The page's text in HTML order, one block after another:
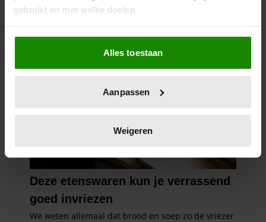
gebruikt en met welke doelen.
Als u het toestaat, willen we ook graag:
Informatie verzamelen over uw geografische
locatie, die tot een paar meter nauwkeurig kan zijn
scannen op specifieke eigenschappen (fingerprinting)
verwerkt en stel uw voorkeuren in het
intrekken in de Cookieverklaring.
We gebruiken cookies om content en advertenties te
personaliseren, om functies voor social media te bieden
en om ons websiteverkeer te analyseren. Ook delen we
Alles toestaan
Aanpassen
Weigeren